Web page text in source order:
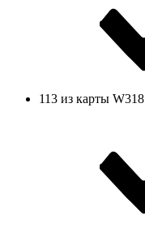
113 из карты W318